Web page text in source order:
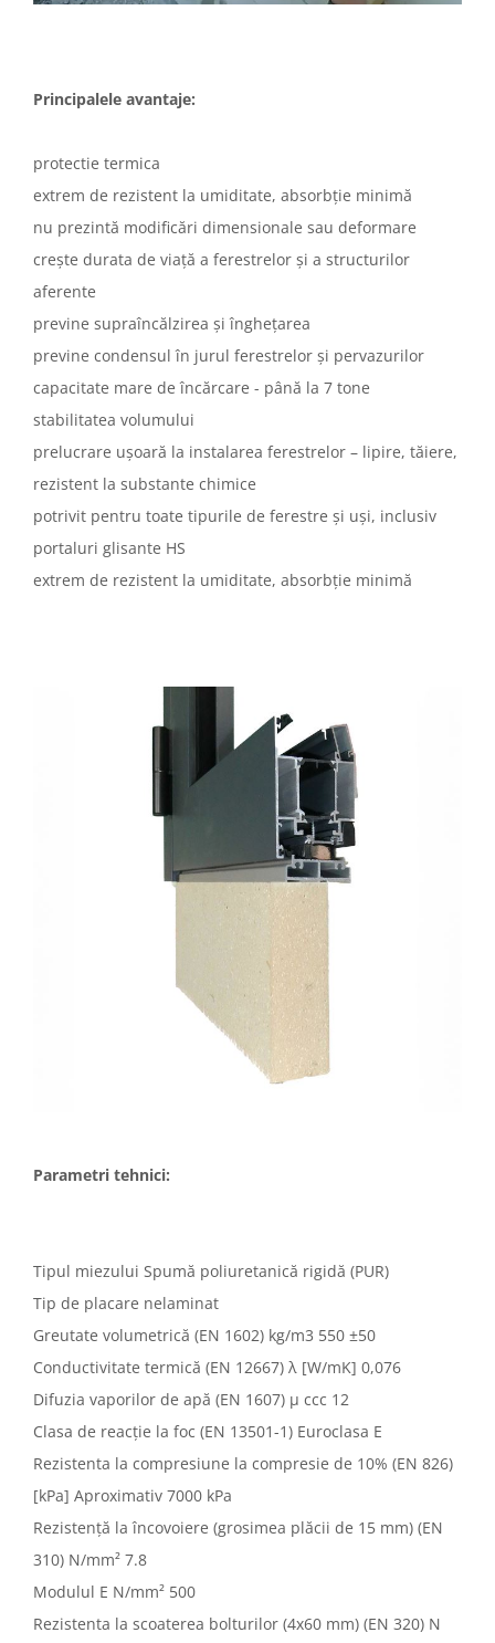
Principalele avantaje:
protectie termica
extrem de rezistent la umiditate, absorbție minimă
nu prezintă modificări dimensionale sau deformare
crește durata de viață a ferestrelor și a structurilor
aferente
previne supraîncălzirea și înghețarea
previne condensul în jurul ferestrelor și pervazurilor
capacitate mare de încărcare - până la 7 tone
stabilitatea volumului
prelucrare ușoară la instalarea ferestrelor – lipire, tăiere,
rezistent la substante chimice
potrivit pentru toate tipurile de ferestre și uși, inclusiv
portaluri glisante HS
extrem de rezistent la umiditate, absorbție minimă
Parametri tehnici:
Tipul miezului Spumă poliuretanică rigidă (PUR)
Tip de placare nelaminat
Greutate volumetrică (EN 1602) kg/m3 550 ±50
Conductivitate termică (EN 12667) λ [W/mK] 0,076
Difuzia vaporilor de apă (EN 1607) µ ccc 12
Clasa de reacție la foc (EN 13501-1) Euroclasa E
Rezistenta la compresiune la compresie de 10% (EN 826)
[kPa] Aproximativ 7000 kPa
Rezistență la încovoiere (grosimea plăcii de 15 mm) (EN
310) N/mm² 7.8
Modulul E N/mm² 500
Rezistenta la scoaterea bolturilor (4x60 mm) (EN 320) N